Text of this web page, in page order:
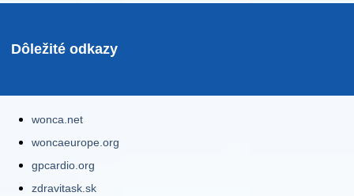
Dôležité odkazy
wonca.net
woncaeurope.org
gpcardio.org
zdravitask.sk